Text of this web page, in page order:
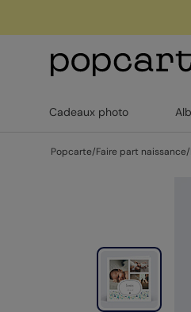
Cadeaux photo
Popcarte/Faire part naissance/